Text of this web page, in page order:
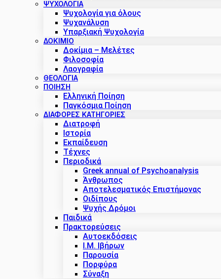
ΨΥΧΟΛΟΓΙΑ
Ψυχολογία για όλους
Ψυχανάλυση
Υπαρξιακή Ψυχολογία
ΔΟΚΊΜΙΟ
Δοκίμια – Μελέτες
Φιλοσοφία
Λαογραφία
ΘΕΟΛΟΓΙΑ
ΠΟΙΗΣΗ
Ελληνική Ποίηση
Παγκόσμια Ποίηση
ΔΙΑΦΟΡΕΣ ΚΑΤΗΓΟΡΙΕΣ
Διατροφή
Ιστορία
Εκπαίδευση
Τέχνες
Περιοδικά
Greek annual of Psychoanalysis
Άνθρωπος
Αποτελεσματικός Επιστήμονας
Οιδίπους
Ψυχής Δρόμοι
Παιδικά
Πρακτoρεύσεις
Αυτοεκδόσεις
Ι.Μ. Ιβήρων
Παρουσία
Πορφύρα
Σύναξη